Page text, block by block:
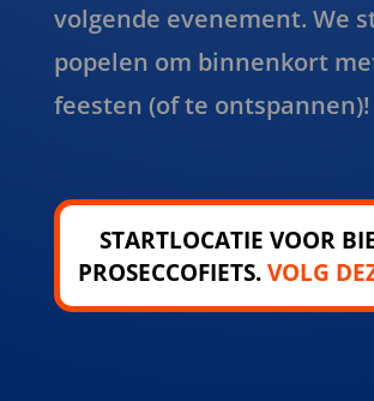
volgende evenement. We
popelen om binnenkort
feesten (of te ontspannen)!
STARTLOCATIE VOOR
PROSECCOFIETS.VOLG